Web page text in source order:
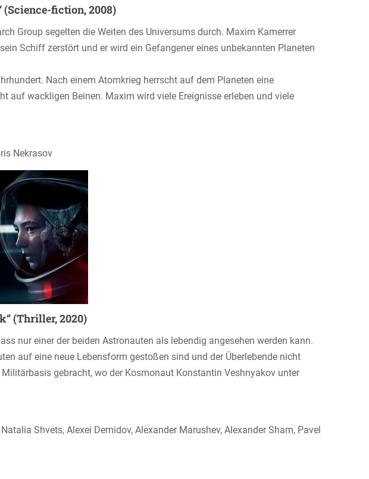
(Science-fiction, 2008)
Group segelten die Weiten des Universums durch. Maxim Kamerrer
Schiff zerstört und er wird ein Gefangener eines unbekannten Planeten
Nach einem Atomkrieg herrscht auf dem Planeten eine
auf wackligen Beinen. Maxim wird viele Ereignisse erleben und viele
Nekrasov
(Thriller, 2020)
nur einer der beiden Astronauten als lebendig angesehen werden kann.
auf eine neue Lebensform gestoßen sind und der Überlebende nicht
gebracht, wo der Kosmonaut Konstantin Veshnyakov unter
Shvets, Alexei Demidov, Alexander Marushev, Alexander Sham, Pavel